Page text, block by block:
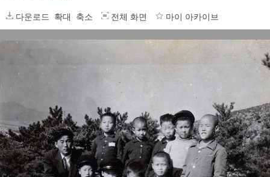
다운로드 확대 축소 전체 화면 마이 아카이브